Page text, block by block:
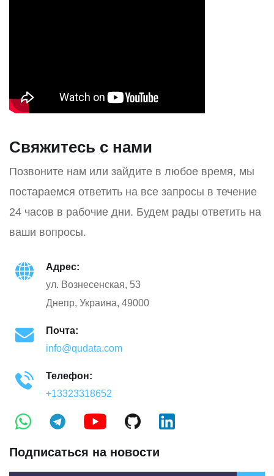
Свяжитесь с нами
Позвоните нам или зайдите в любое время, мы
постараемся ответить на все запросы в течение
24 часов в рабочие дни. Будем рады ответить на
ваши вопросы.
Адрес:
ул. Вознесенская, 53
Днепр, Украина, 49000
Почта:
info@qudata.com
Телефон:
+13323318652
Подписаться на новости